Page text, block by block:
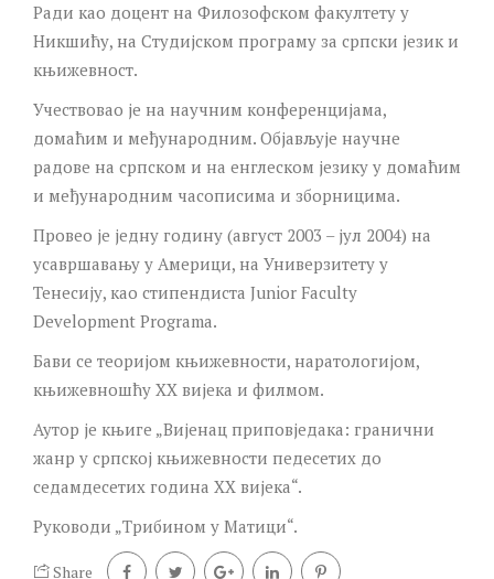
Ради као доцент на Филозофском факултету у
Никшићу, на Студијском програму за српски језик и
књижевност.
Учествовао је на научним конференцијама,
домаћим и међународним. Објављује научне
радове на српском и на енглеском језику у домаћим
и међународним часописима и зборницима.
Провео је једну годину (август 2003 – јул 2004) на
усавршавању у Америци, на Универзитету у
Тенесију, као стипендиста Junior Faculty
Development Programa.
Бави се теоријом књижевности, наратологијом,
књижевношћу ХХ вијека и филмом.
Аутор је књиге „Вијенац приповједака: гранични
жанр у српској књижевности педесетих до
седамдесетих година ХХ вијека“.
Руководи „Трибином у Матици“.
Share